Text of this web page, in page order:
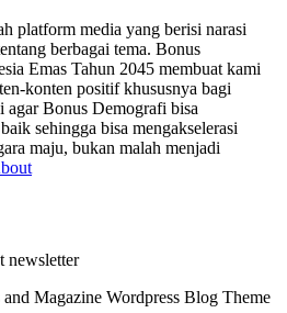
platform media yang berisi narasi
berbagai tema. Bonus
Emas Tahun 2045 membuat kami
konten positif khususnya bagi
agar Bonus Demografi bisa
sehingga bisa mengakselerasi
maju, bukan malah menjadi
newsletter
Magazine Wordpress Blog Theme